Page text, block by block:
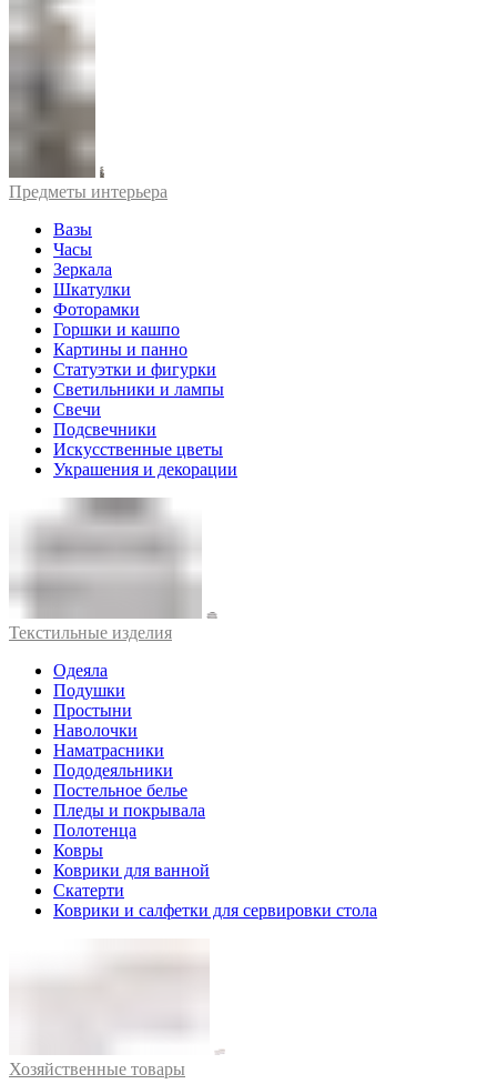
Предметы интерьера
Вазы
Часы
Зеркала
Шкатулки
Фоторамки
Горшки и кашпо
Картины и панно
Статуэтки и фигурки
Светильники и лампы
Свечи
Подсвечники
Искусственные цветы
Украшения и декорации
Текстильные изделия
Одеяла
Подушки
Простыни
Наволочки
Наматрасники
Пододеяльники
Постельное белье
Пледы и покрывала
Полотенца
Ковры
Коврики для ванной
Скатерти
Коврики и салфетки для сервировки стола
Хозяйственные товары